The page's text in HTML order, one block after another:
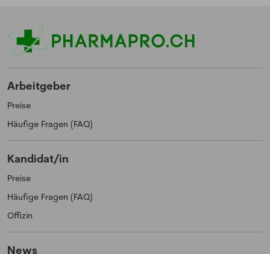
Arbeitgeber
Preise
Häufige Fragen (FAQ)
Kandidat/in
Preise
Häufige Fragen (FAQ)
Offizin
News